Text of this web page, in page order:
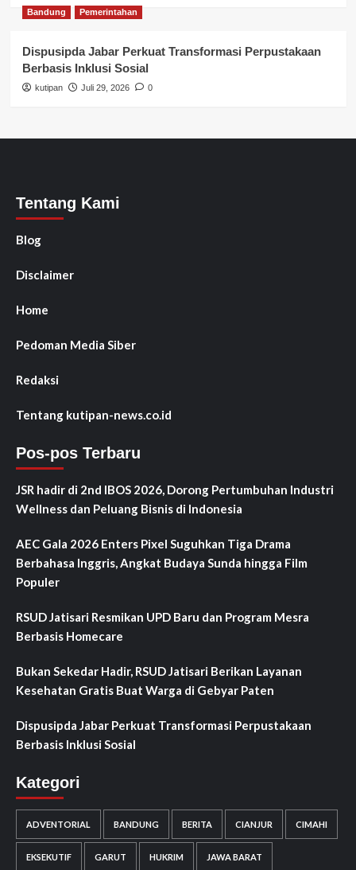
Bandung Pemerintahan
Dispusipda Jabar Perkuat Transformasi Perpustakaan
Berbasis Inklusi Sosial
kutipan Juli 29, 2026 0
Tentang Kami
Blog
Disclaimer
Home
Pedoman Media Siber
Redaksi
Tentang kutipan-news.co.id
Pos-pos Terbaru
JSR hadir di 2nd IBOS 2026, Dorong Pertumbuhan Industri
Wellness dan Peluang Bisnis di Indonesia
AEC Gala 2026 Enters Pixel Suguhkan Tiga Drama
Berbahasa Inggris, Angkat Budaya Sunda hingga Film
Populer
RSUD Jatisari Resmikan UPD Baru dan Program Mesra
Berbasis Homecare
Bukan Sekedar Hadir, RSUD Jatisari Berikan Layanan
Kesehatan Gratis Buat Warga di Gebyar Paten
Dispusipda Jabar Perkuat Transformasi Perpustakaan
Berbasis Inklusi Sosial
Kategori
ADVENTORIAL BANDUNG BERITA CIANJUR CIMAHI
EKSEKUTIF GARUT HUKRIM JAWA BARAT